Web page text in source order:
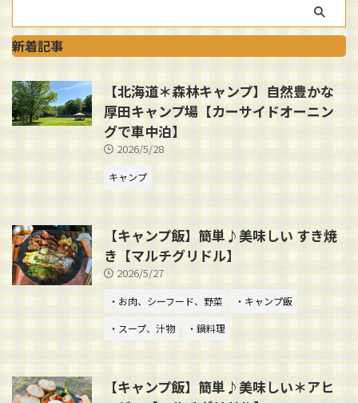
新着記事
【北海道＊森林キャンプ】自然豊かな
厚田キャンプ場【カーサイドオーニン
グで車中泊】
2026/5/28
キャンプ
【キャンプ飯】簡単♪美味しい すき焼
き【マルチグリドル】
2026/5/27
・お肉、シーフード、野菜
・キャンプ飯
・スープ、汁物
・鍋料理
【キャンプ飯】簡単♪美味しい＊アヒ